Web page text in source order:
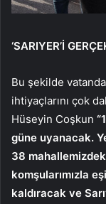
‘SARIYER’İ
Bu şekilde
ihtiyaçlarını çok
Hüseyin Coşkun
güne uyanacak.
38
komşularımızla
kaldıracak ve